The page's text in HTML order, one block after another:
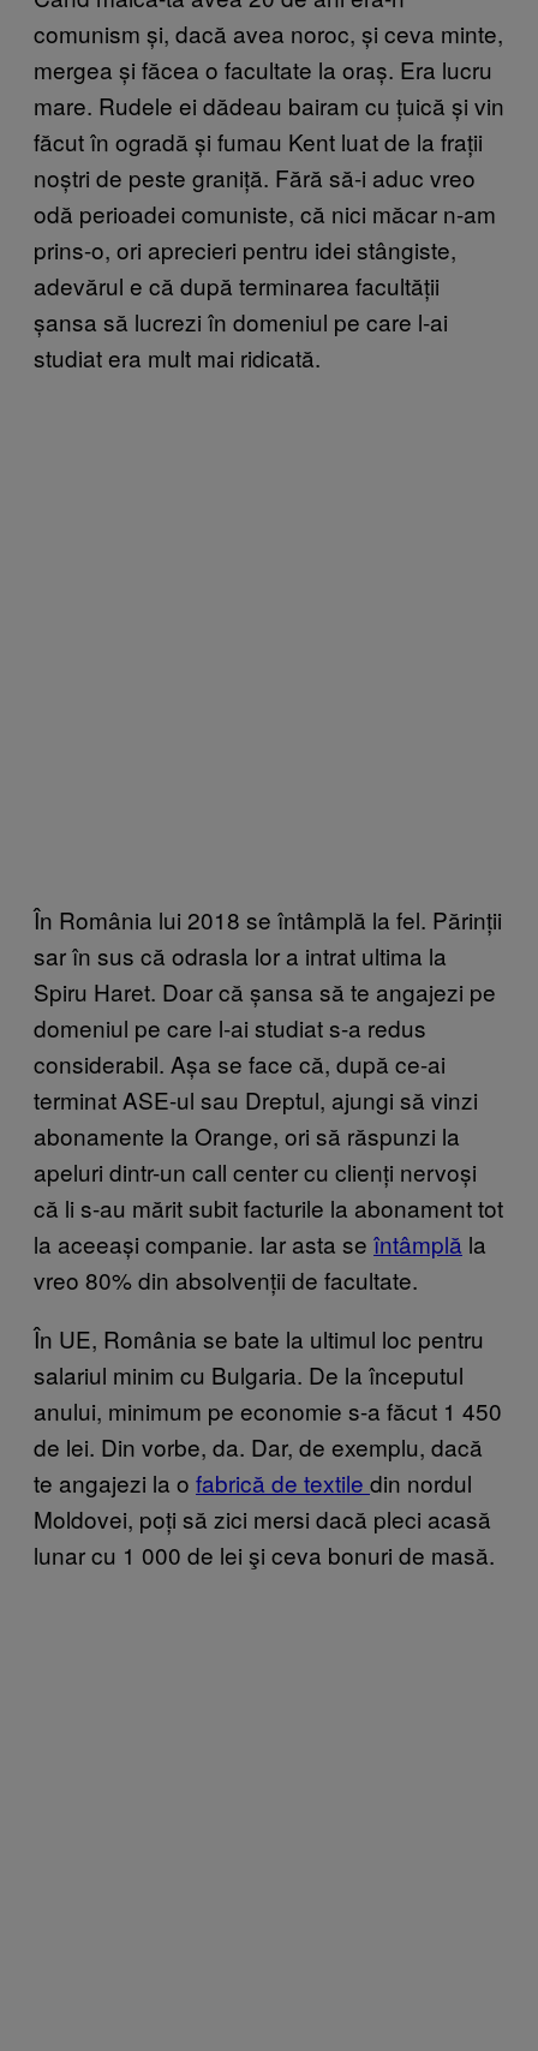
comunism și, dacă avea noroc, și ceva minte,
mergea și făcea o facultate la oraș. Era lucru
mare. Rudele ei dădeau bairam cu țuică și vin
făcut în ogradă și fumau Kent luat de la frații
noștri de peste graniță. Fără să-i aduc vreo
odă perioadei comuniste, că nici măcar n-am
prins-o, ori aprecieri pentru idei stângiste,
adevărul e că după terminarea facultății
șansa să lucrezi în domeniul pe care l-ai
studiat era mult mai ridicată.
În România lui 2018 se întâmplă la fel. Părinții
sar în sus că odrasla lor a intrat ultima la
Spiru Haret. Doar că șansa să te angajezi pe
domeniul pe care l-ai studiat s-a redus
considerabil. Așa se face că, după ce-ai
terminat ASE-ul sau Dreptul, ajungi să vinzi
abonamente la Orange, ori să răspunzi la
apeluri dintr-un call center cu clienți nervoși
că li s-au mărit subit facturile la abonament tot
la aceeași companie. Iar asta se întâmplă la
vreo 80% din absolvenții de facultate.
În UE, România se bate la ultimul loc pentru
salariul minim cu Bulgaria. De la începutul
anului, minimum pe economie s-a făcut 1 450
de lei. Din vorbe, da. Dar, de exemplu, dacă
te angajezi la o fabrică de textile din nordul
Moldovei, poți să zici mersi dacă pleci acasă
lunar cu 1 000 de lei şi ceva bonuri de masă.